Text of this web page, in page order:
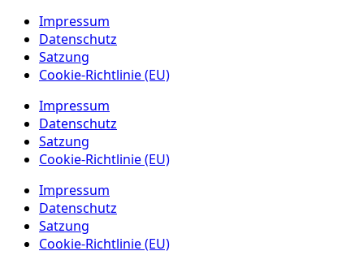
Impressum
Datenschutz
Satzung
Cookie-Richtlinie (EU)
Impressum
Datenschutz
Satzung
Cookie-Richtlinie (EU)
Impressum
Datenschutz
Satzung
Cookie-Richtlinie (EU)